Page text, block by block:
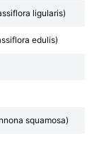
ligularis)
edulis)
squamosa)